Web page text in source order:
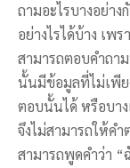
ถามอะไรบางอย่าง
อย่างไรได้บ้าง เพ
สามารถตอบคำถา
นั้นมีข้อมูลที่ไม่เพีย
ตอบนั้นได้ หรือบาง
จึงไม่สามารถให้ค
สามารถพูดคำว่า